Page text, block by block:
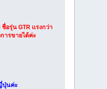
อรุ่น GTR เเรงกว่า
ารขายได้ค่ะ
ปุ่นค่ะ